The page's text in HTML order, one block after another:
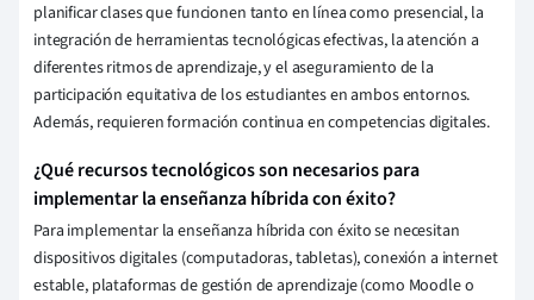
planificar clases que funcionen tanto en línea como presencial, la
integración de herramientas tecnológicas efectivas, la atención a
diferentes ritmos de aprendizaje, y el aseguramiento de la
participación equitativa de los estudiantes en ambos entornos.
Además, requieren formación continua en competencias digitales.
¿Qué recursos tecnológicos son necesarios para
implementar la enseñanza híbrida con éxito?
Para implementar la enseñanza híbrida con éxito se necesitan
dispositivos digitales (computadoras, tabletas), conexión a internet
estable, plataformas de gestión de aprendizaje (como Moodle o